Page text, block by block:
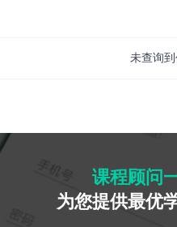
未查询到
课程顾问
为您提供最优